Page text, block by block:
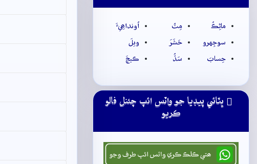
ماڻِڪُ مِٽُ
اُونداھِيءَ
سوجِهرو
حَشَرَ
ويلَ
حِسابَ
سَڏُ ڪيچَ
ڀٽائي پيڊيا جو واٽس ائپ چئنل فالو
ڪريو